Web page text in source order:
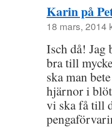
Karin på
18 mars, 2014
Isch då! Jag
bra till
ska man
hjärnor i
vi ska få till